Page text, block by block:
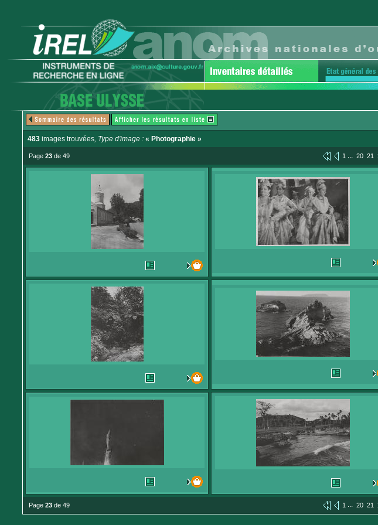
483 images trouvées, Type d'image : « Photographie »
Page 23 de 49 1 ... 20 21
Page 23 de 49 1 ... 20 21